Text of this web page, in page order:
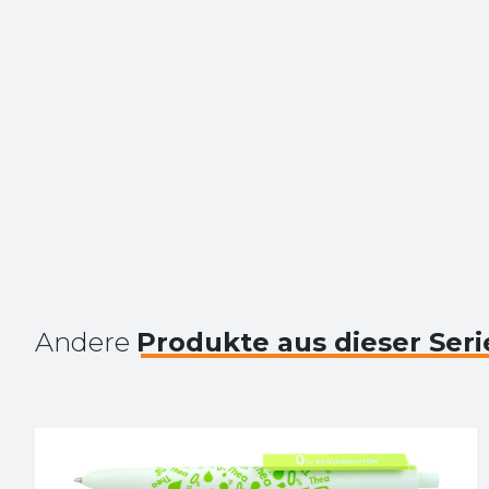
Andere Produkte aus dieser